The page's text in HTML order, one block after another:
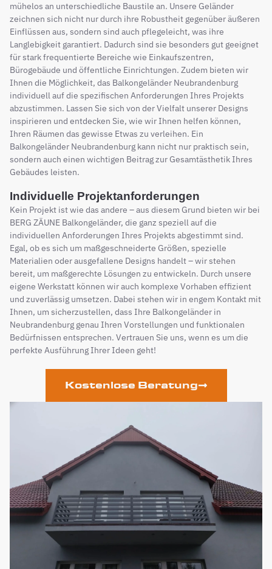
mühelos an unterschiedliche Baustile an. Unsere Geländer
zeichnen sich nicht nur durch ihre Robustheit gegenüber äußeren
Einflüssen aus, sondern sind auch pflegeleicht, was ihre
Langlebigkeit garantiert. Dadurch sind sie besonders gut geeignet
für stark frequentierte Bereiche wie Einkaufszentren,
Bürogebäude und öffentliche Einrichtungen. Zudem bieten wir
Ihnen die Möglichkeit, das Balkongeländer Neubrandenburg
individuell auf die spezifischen Anforderungen Ihres Projekts
abzustimmen. Lassen Sie sich von der Vielfalt unserer Designs
inspirieren und entdecken Sie, wie wir Ihnen helfen können,
Ihren Räumen das gewisse Etwas zu verleihen. Ein
Balkongeländer Neubrandenburg kann nicht nur praktisch sein,
sondern auch einen wichtigen Beitrag zur Gesamtästhetik Ihres
Gebäudes leisten.
Individuelle Projektanforderungen
Kein Projekt ist wie das andere – aus diesem Grund bieten wir bei
BERG ZÄUNE Balkongeländer, die ganz speziell auf die
individuellen Anforderungen Ihres Projekts abgestimmt sind.
Egal, ob es sich um maßgeschneiderte Größen, spezielle
Materialien oder ausgefallene Designs handelt – wir stehen
bereit, um maßgerechte Lösungen zu entwickeln. Durch unsere
eigene Werkstatt können wir auch komplexe Vorhaben effizient
und zuverlässig umsetzen. Dabei stehen wir in engem Kontakt mit
Ihnen, um sicherzustellen, dass Ihre Balkongeländer in
Neubrandenburg genau Ihren Vorstellungen und funktionalen
Bedürfnissen entsprechen. Vertrauen Sie uns, wenn es um die
perfekte Ausführung Ihrer Ideen geht!
Kostenlose Beratung